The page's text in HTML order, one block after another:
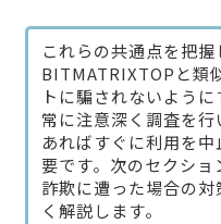
これらの共通点を把握
BITMATRIXTOPと類
トに騙されないように
常に注意深く調査を
あればすぐに利用を
要です。次のセクシ
詐欺に遭った場合の
く解説します。